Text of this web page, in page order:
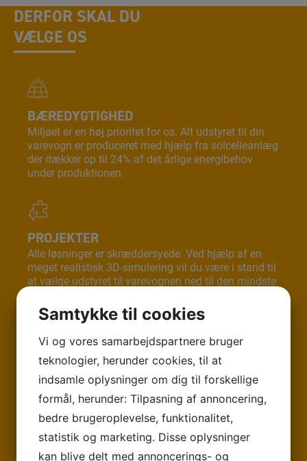
DERFOR SKAL DU
VÆLGE OS
BÆREDYGTIGHED
Miljøet er en høj prioritet for os. Alt udstyret til din
varevogn er produceret med hjælp fra solcelleanlæg
der dækker op til 24% af det årlige energibehov
under produktionen.
PROJEKTER
Alle løsninger er skræddersyede. Ved hjælp af en
meget realistisk 3D-simulering vil du være i stand til
at vælge udstyret til varevognen ned til den mindste
TEKNOLOGI
Takket være vores katodedypningsmalingssystem,
som er det eneste i verden, vil karrosseriet og
udstyret til din varevogn være beskyttet mod rust.
Samtykke til cookies
Vi og vores samarbejdspartnere bruger
teknologier, herunder cookies, til at
indsamle oplysninger om dig til forskellige
formål, herunder: Tilpasning af annoncering,
bedre brugeroplevelse, funktionalitet,
statistik og marketing. Disse oplysninger
kan blive delt med annoncerings- og